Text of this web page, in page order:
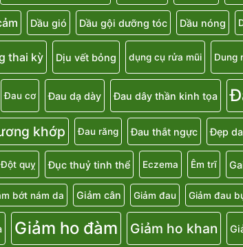
Dầu gió Dầu gội dưỡng tóc Dầu nóng
thai kỳ Dịu vết bỏng dụng cụ rửa mũi Dung
Đau cơ Đau dạ dày Đau dây thần kinh tọa
khớp Đau răng Đau thắt ngực Đẹp da
Đột quỵ Đục thuỷ tinh thể Eczema Êm trĩ
bớt nám da Giảm cân Giảm đau Giảm đau
Giảm ho đàm Giảm ho khan